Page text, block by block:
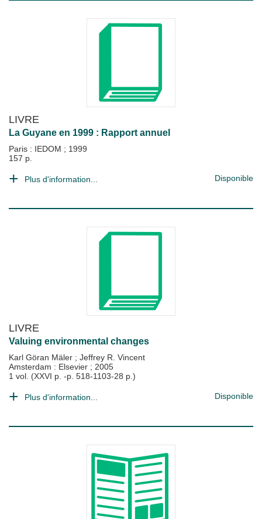
LIVRE
La Guyane en 1999 : Rapport annuel
Paris : IEDOM ; 1999
157 p.
Plus d'information... Disponible
LIVRE
Valuing environmental changes
Karl Göran Mäler ; Jeffrey R. Vincent
Amsterdam : Elsevier ; 2005
1 vol. (XXVI p. -p. 518-1103-28 p.)
Plus d'information... Disponible